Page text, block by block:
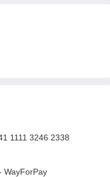
1111 3246 2338
WayForPay